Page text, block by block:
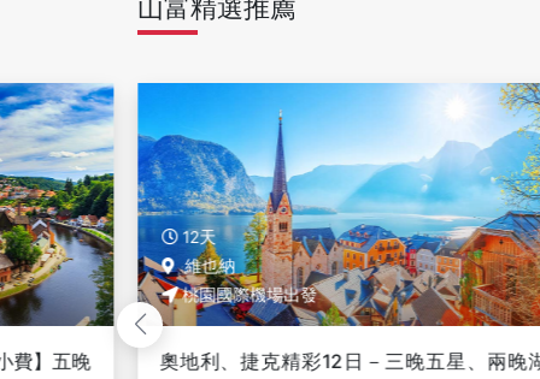
費】五晚
12天
維也納
桃園國際機場出發
奧地利、捷克精彩12日－三晚五星、兩晚